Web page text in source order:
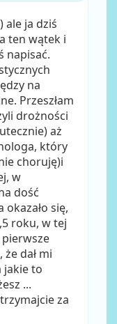
ale ja dziś
ten wątek i
napisać.
na
Przeszłam
drożności
aż
który
choruję)i
w
dość
się,
roku, w tej
dał mi
jakie to
...
za